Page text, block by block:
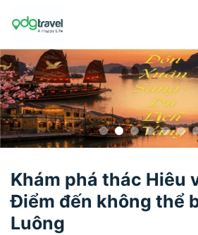
Khám phá thác Hiêu
Điểm đến không thể
Luông